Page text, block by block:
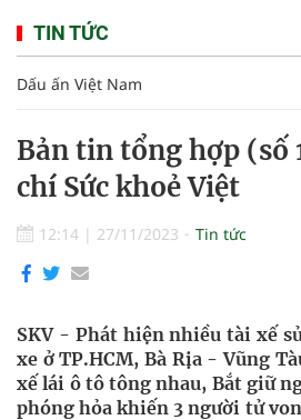
TIN TỨC
Dấu ấn Việt Nam
Bản tin tổng hợp (số
chí Sức khoẻ Việt
12:14 | 27/11/2023 Tin tức
SKV - Phát hiện nhiều tài xế
xe ở TP.HCM, Bà Rịa - Vũng
xế lái ô tô tông nhau, Bắt giữ
phóng hỏa khiến 3 người tử